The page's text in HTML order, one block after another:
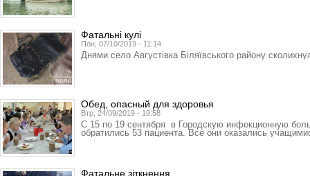
Фатальні кулі
Пон, 07/10/2019 - 11:14
Днями село Августівка Біляївського району
Обед, опасный для здоровья
Втр, 24/09/2019 - 19:58
С 15 по 19 сентября в Городскую инфекционную
обратились 53 пациента. Все они оказались
Фатальне зіткнення